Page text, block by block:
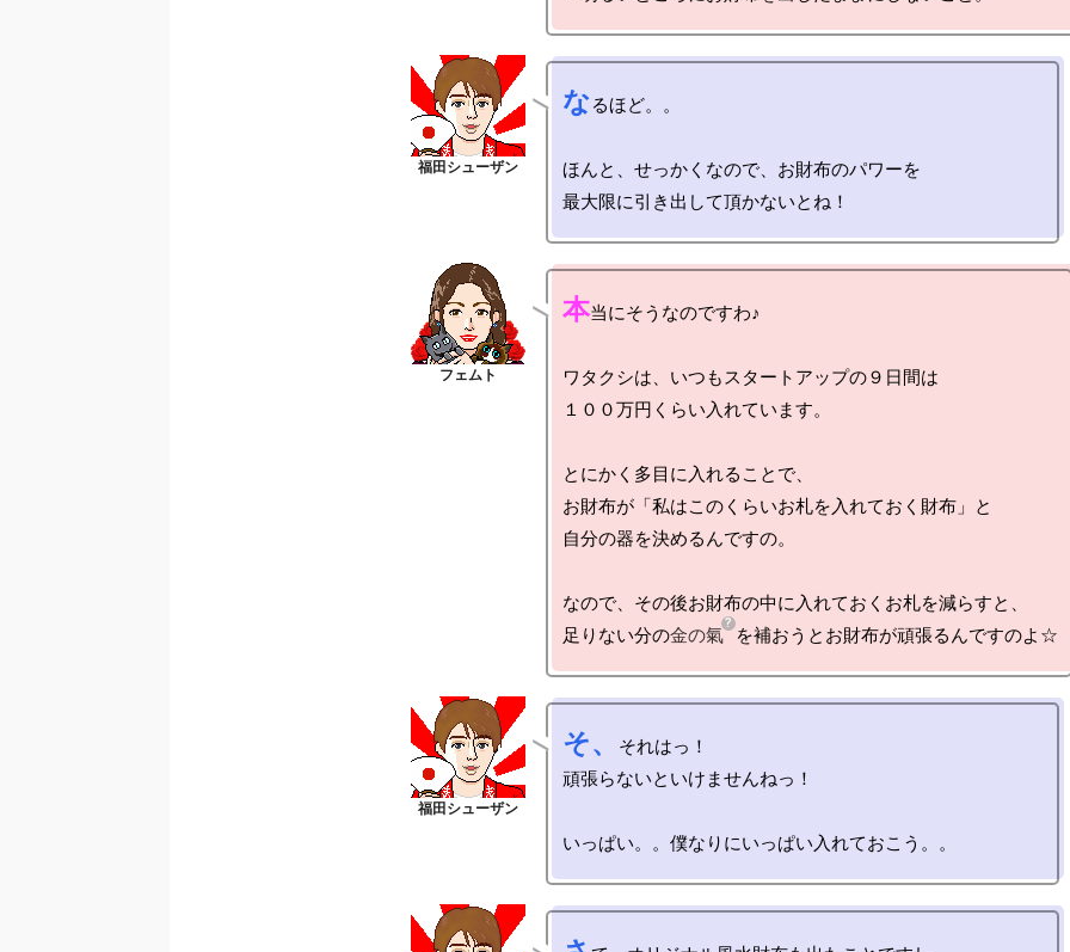
なるほど。。
ほんと、せっかくなので、お財布のパワーを
本当にそうなのですわ♪
ワタクシは、いつもスタートアップの９日間は
１００万円くらい入れています。
とにかく多目に入れることで、
お財布が「私はこのくらいお札を入れておく財布」と
自分の器を決めるんですの。
なので、その後お財布の中に入れておくお札を減らすと、
足りない分の金の氣
そ、
それはっ！
頑張らないといけませんねっ！